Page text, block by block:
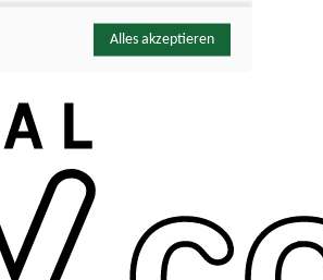
Alles akzeptieren